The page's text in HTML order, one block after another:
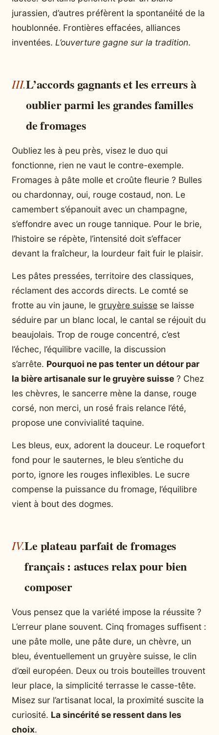
jurassien, d’autres préfèrent la spontanéité de la
houblonnée. Frontières effacées, alliances
inventées. L’ouverture gagne sur la tradition.
L’accords gagnants et les erreurs à
oublier parmi les grandes familles
de fromages
Oubliez les à peu près, visez le duo qui
fonctionne, rien ne vaut le contre-exemple.
Fromages à pâte molle et croûte fleurie ? Bulles
ou chardonnay, oui, rouge costaud, non. Le
camembert s’épanouit avec un champagne,
s’effondre avec un rouge tannique. Pour le brie,
l’histoire se répète, l’intensité doit s’effacer
devant la fraîcheur, la lourdeur fait fuir le plaisir.
Les pâtes pressées, territoire des classiques,
réclament des accords directs. Le comté se
frotte au vin jaune, le gruyère suisse se laisse
séduire par un blanc local, le cantal se réjouit du
beaujolais. Trop de rouge concentré, c’est
l’échec, l’équilibre vacille, la discussion
s’arrête. Pourquoi ne pas tenter un détour par
la bière artisanale sur le gruyère suisse ? Chez
les chèvres, le sancerre mène la danse, rouge
corsé, non merci, un rosé frais relance l’été,
propose une convivialité taquine.
Les bleus, eux, adorent la douceur. Le roquefort
fond pour le sauternes, le bleu s’entiche du
porto, ignore les rouges inflexibles. Le sucre
compense la puissance du fromage, l’équilibre
vient à bout des dogmes.
Le plateau parfait de fromages
français : astuces relax pour bien
composer
Vous pensez que la variété impose la réussite ?
L’erreur plane souvent. Cinq fromages suffisent :
une pâte molle, une pâte dure, un chèvre, un
bleu, éventuellement un gruyère suisse, le clin
d’œil européen. Deux ou trois bouteilles trouvent
leur place, la simplicité terrasse le casse-tête.
Misez sur l’artisanat local, la proximité suscite la
curiosité. La sincérité se ressent dans les
choix.